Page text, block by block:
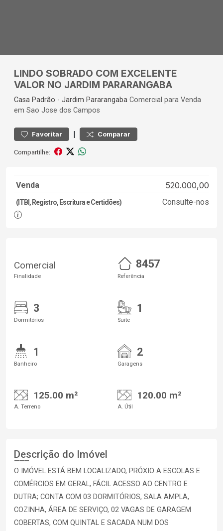
LINDO SOBRADO COM EXCELENTE
VALOR NO JARDIM PARARANGABA
Casa Padrão - Jardim Pararangaba Comercial para Venda
em Sao Jose dos Campos
Favoritar | Comparar
Compartilhe:
Venda 520.000,00
(ITBI, Registro, Escritura e Certidões) Consulte-nos
Comercial
Finalidade
8457
Referência
3
Dormitórios
1
Suite
1
Banheiro
2
Garagens
125.00 m²
A. Terreno
120.00 m²
A. Útil
Descrição do Imóvel
O IMÓVEL ESTÁ BEM LOCALIZADO, PRÓXIO A ESCOLAS E
COMÉRCIOS EM GERAL, FÁCIL ACESSO AO CENTRO E
DUTRA; CONTA COM 03 DORMITÓRIOS, SALA AMPLA,
COZINHA, ÁREA DE SERVIÇO, 02 VAGAS DE GARAGEM
COBERTAS, COM QUINTAL E SACADA NUM DOS